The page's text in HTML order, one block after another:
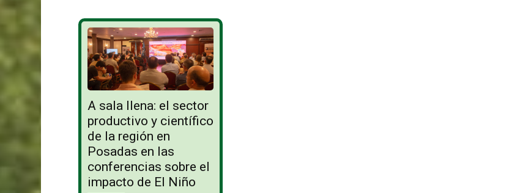
A sala llena: el sector
productivo y científico
de la región en
Posadas en las
conferencias sobre el
impacto de El Niño